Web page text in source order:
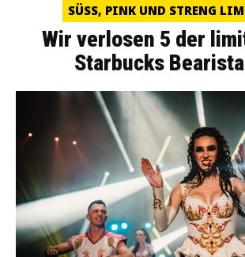
SÜSS, PINK UND STRENG
Wir verlosen 5 der
Starbucks